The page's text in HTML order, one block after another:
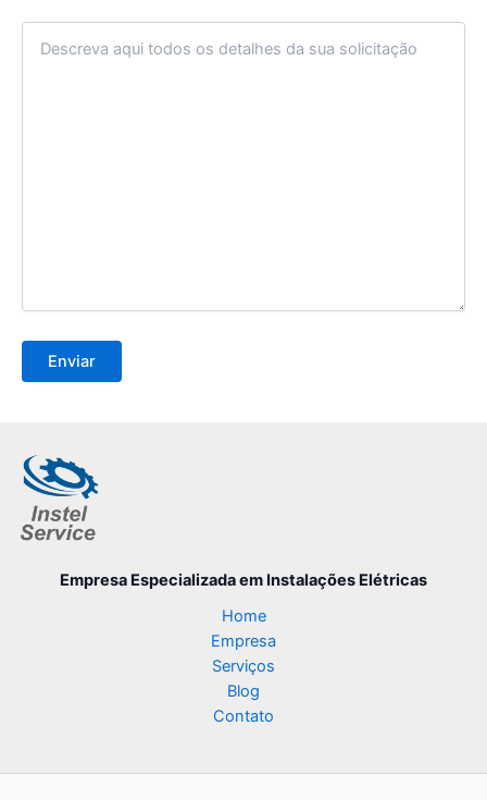
Empresa Especializadaem Instalações Elétricas
Home
Empresa
Serviços
Blog
Contato